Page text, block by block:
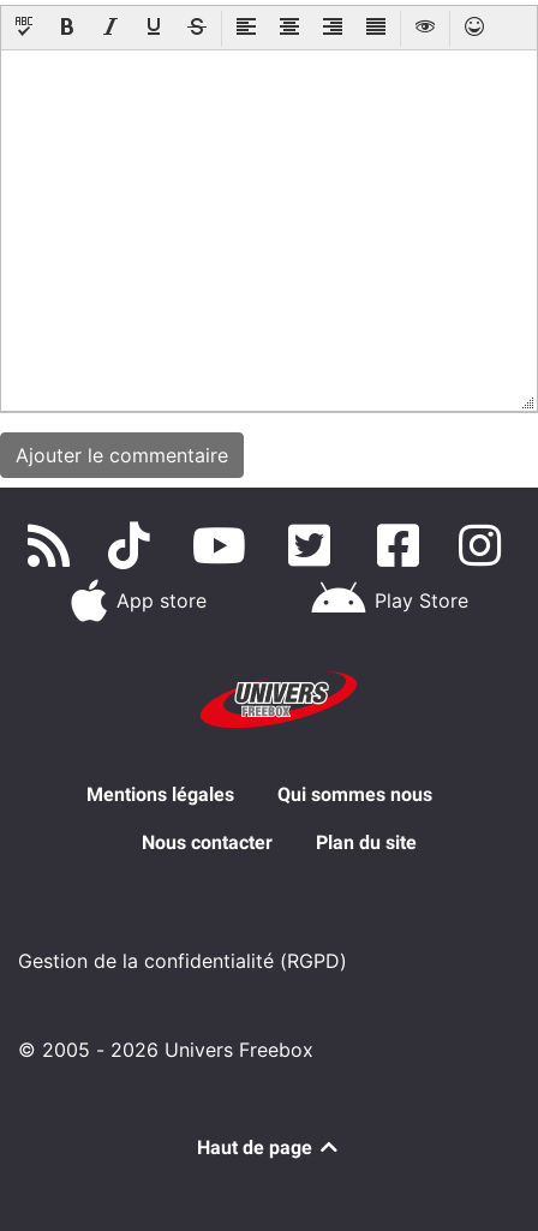
App store Play Store
Mentions légales Qui sommes nous
Nous contacter Plan du site
Gestion de la confidentialité (RGPD)
© 2005 - 2026 Univers Freebox
Haut de page